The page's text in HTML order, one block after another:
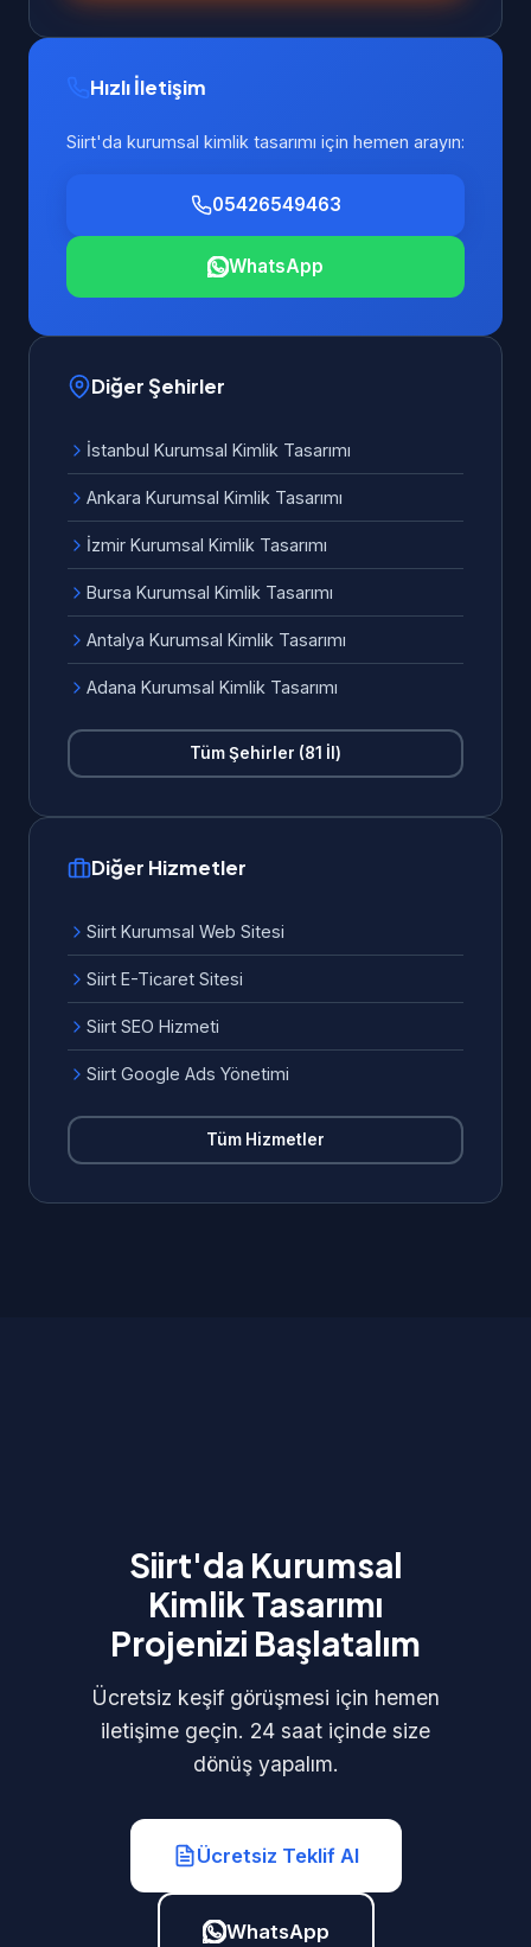
Hızlı İletişim
Siirt'da kurumsal kimlik tasarımı için hemen arayın:
05426549463
WhatsApp
Diğer Şehirler
İstanbul Kurumsal Kimlik Tasarımı
Ankara Kurumsal Kimlik Tasarımı
İzmir Kurumsal Kimlik Tasarımı
Bursa Kurumsal Kimlik Tasarımı
Antalya Kurumsal Kimlik Tasarımı
Adana Kurumsal Kimlik Tasarımı
Tüm Şehirler (81 İl)
Diğer Hizmetler
Siirt Kurumsal Web Sitesi
Siirt E-Ticaret Sitesi
Siirt SEO Hizmeti
Siirt Google Ads Yönetimi
Tüm Hizmetler
Siirt'da Kurumsal
Kimlik Tasarımı
Projenizi Başlatalım
Ücretsiz keşif görüşmesi için hemen
iletişime geçin. 24 saat içinde size
dönüş yapalım.
Ücretsiz Teklif Al
WhatsApp